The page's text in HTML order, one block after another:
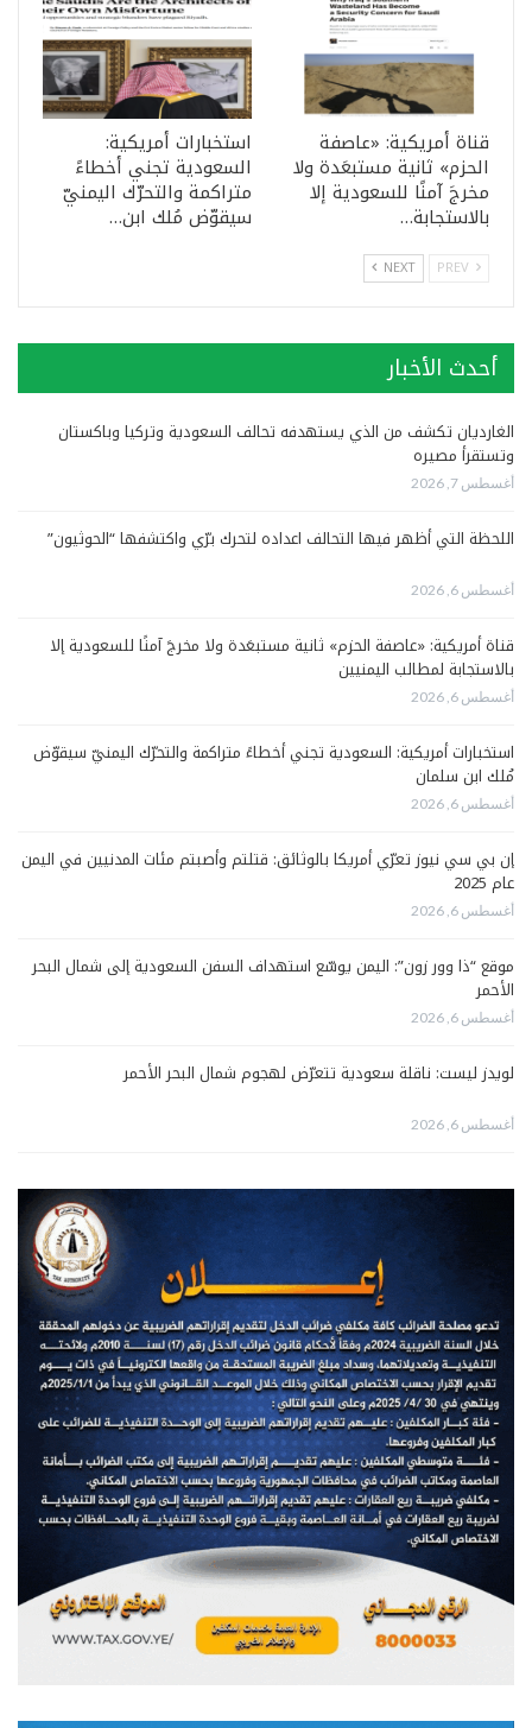
قناة أمريكية: «عاصفة
الحزم» ثانية مستبعَدة ولا
مخرجَ آمنًا للسعودية إلا
بالاستجابة…
استخبارات أمريكية:
السعودية تجني أخطاءً
متراكمة والتحرّك اليمنيّ
سيقوّض مُلك ابن…
NEXT
أحدث الأخبار
الغارديان تكشف من الذي يستهدفه تحالف السعودية وتركيا وباكستان
وتستقرأ مصيره
أغسطس 7, 2026
اللحظة التي أظهر فيها التحالف اعداده لتحرك برّي واكتشفها “الحوثيون”
أغسطس 6, 2026
قناة أمريكية: «عاصفة الحزم» ثانية مستبعَدة ولا مخرجَ آمنًا للسعودية إلا
بالاستجابة لمطالب اليمنيين
أغسطس 6, 2026
استخبارات أمريكية: السعودية تجني أخطاءً متراكمة والتحرّك اليمنيّ سيقوّض
مُلك ابن سلمان
أغسطس 6, 2026
إن بي سي نيوز تعرّي أمريكا بالوثائق: قتلتم وأصبتم مئات المدنيين في اليمن
عام 2025
أغسطس 6, 2026
موقع “ذا وور زون”: اليمن يوسّع استهداف السفن السعودية إلى شمال البحر
الأحمر
أغسطس 6, 2026
لويدز ليست: ناقلة سعودية تتعرّض لهجوم شمال البحر الأحمر
أغسطس 6, 2026